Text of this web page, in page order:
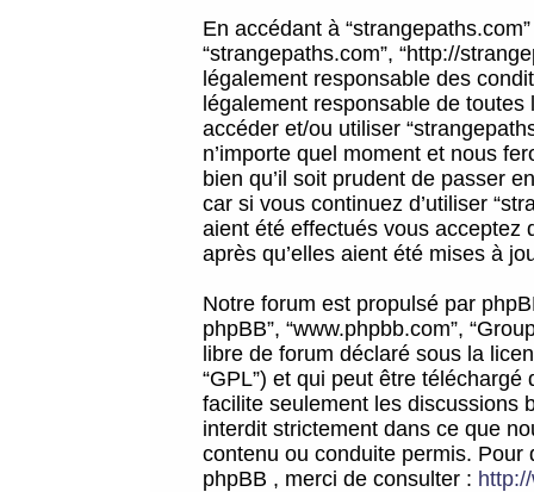
En accédant à
“strangepaths.com”, “http://
légalement responsable des
légalement responsable de
accéder et/ou utiliser
n’importe quel moment et nous
bien qu’il soit prudent de passer
car si vous continuez d’utiliser
aient été effectués vous acceptez
après qu’elles aient été mises à
Notre forum est propulsé par
phpBB”, “www.phpbb.com”,
libre de forum déclaré sous la
“GPL”) et qui peut être téléchargé
facilite seulement les discussions
interdit strictement dans ce que
contenu ou conduite permis.
phpBB , merci de consulter :